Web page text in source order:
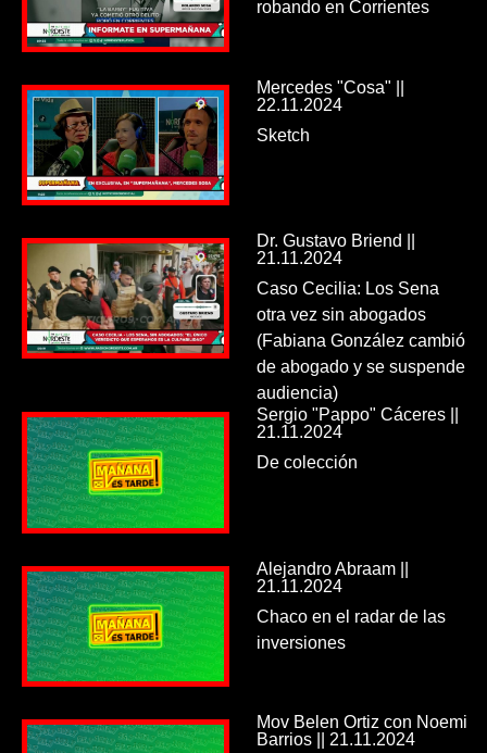
robando en Corrientes
Mercedes "Cosa" ||
22.11.2024
Sketch
Dr. Gustavo Briend ||
21.11.2024
Caso Cecilia: Los Sena
otra vez sin abogados
(Fabiana González cambió
de abogado y se suspende
audiencia)
Sergio "Pappo" Cáceres ||
21.11.2024
De colección
Alejandro Abraam ||
21.11.2024
Chaco en el radar de las
inversiones
Mov Belen Ortiz con Noemi
Barrios || 21.11.2024